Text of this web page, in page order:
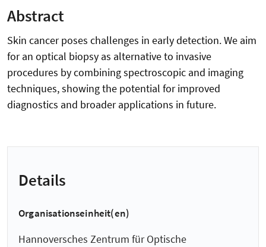
Abstract
Skin cancer poses challenges in early detection. We aim
for an optical biopsy as alternative to invasive
procedures by combining spectroscopic and imaging
techniques, showing the potential for improved
diagnostics and broader applications in future.
Details
Organisationseinheit(en)
Hannoversches Zentrum für Optische